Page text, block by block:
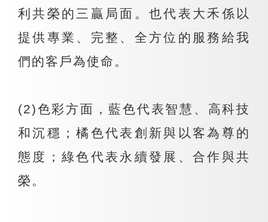
利共榮的三贏局面。也代表大禾係以
提供專業、完整、全方位的服務給我
們的客戶為使命。
(2)色彩方面，藍色代表智慧、高科技
和沉穩；橘色代表創新與以客為尊的
態度；綠色代表永續發展、合作與共
榮。